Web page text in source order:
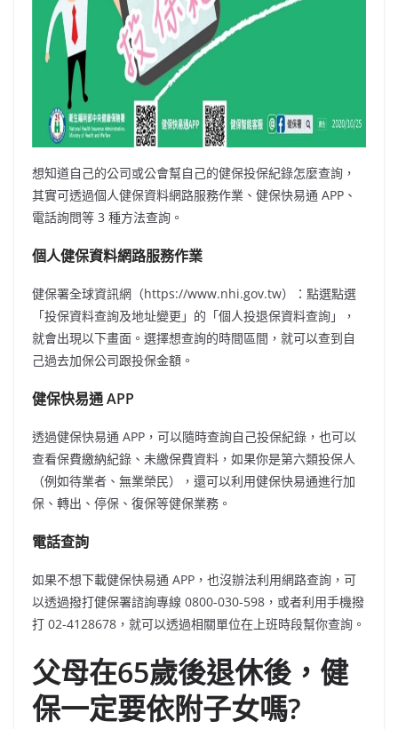
想知道自己的公司或公會幫自己的健保投保紀錄怎麼查詢，
其實可透過個人健保資料網路服務作業、健保快易通 APP、
電話詢問等 3 種方法查詢。
個人健保資料網路服務作業
健保署全球資訊網（https://www.nhi.gov.tw）：點選點選
「投保資料查詢及地址變更」的「個人投退保資料查詢」，
就會出現以下畫面。選擇想查詢的時間區間，就可以查到自
己過去加保公司跟投保金額。
健保快易通 APP
透過健保快易通 APP，可以隨時查詢自己投保紀錄，也可以
查看保費繳納紀錄、未繳保費資料，如果你是第六類投保人
（例如待業者、無業榮民），還可以利用健保快易通進行加
保、轉出、停保、復保等健保業務。
電話查詢
如果不想下載健保快易通 APP，也沒辦法利用網路查詢，可
以透過撥打健保署諮詢專線 0800-030-598，或者利用手機撥
打 02-4128678，就可以透過相關單位在上班時段幫你查詢。
父母在65歲後退休後，健
保一定要依附子女嗎?